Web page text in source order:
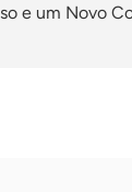
e um Novo